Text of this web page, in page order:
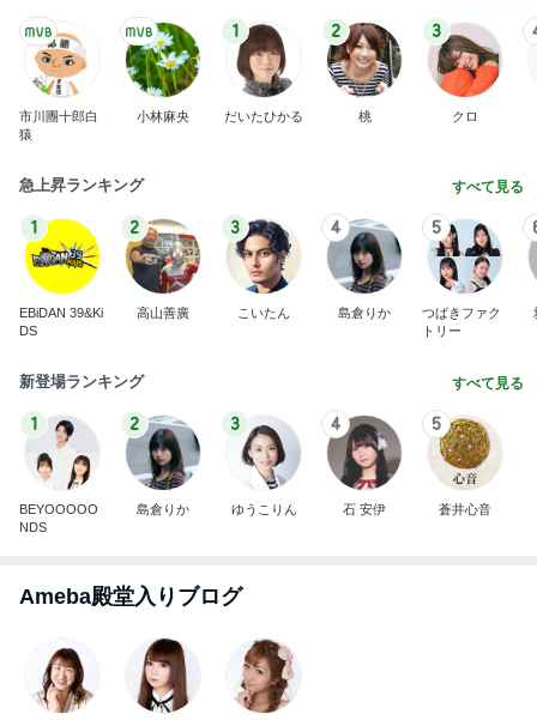
市川團十郎白
猿
小林麻央
1
だいたひかる
2
桃
3
クロ
急上昇ランキング すべて見る
1
EBiDAN 39&Ki
DS
2
高山善廣
3
こいたん
4
島倉りか
5
つばきファク
トリー
新登場ランキング すべて見る
1
BEYOOOOO
NDS
2
島倉りか
3
ゆうこりん
4
石 安伊
5
蒼井心音
Ameba殿堂入りブログ